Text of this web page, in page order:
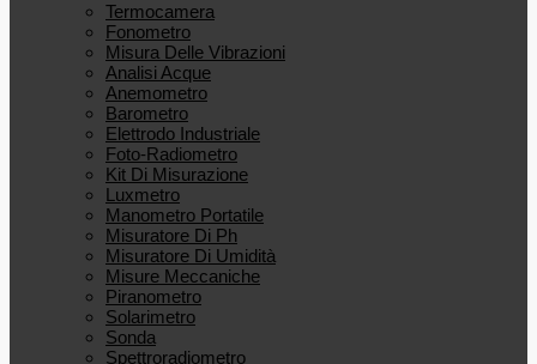
Termocamera
Fonometro
Misura Delle Vibrazioni
Analisi Acque
Anemometro
Barometro
Elettrodo Industriale
Foto-Radiometro
Kit Di Misurazione
Luxmetro
Manometro Portatile
Misuratore Di Ph
Misuratore Di Umidità
Misure Meccaniche
Piranometro
Solarimetro
Sonda
Spettroradiometro